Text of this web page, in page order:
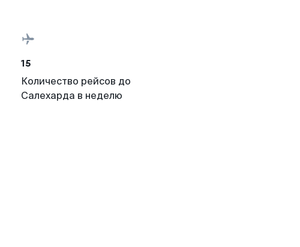
15
Количество рейсов до
Салехарда в неделю